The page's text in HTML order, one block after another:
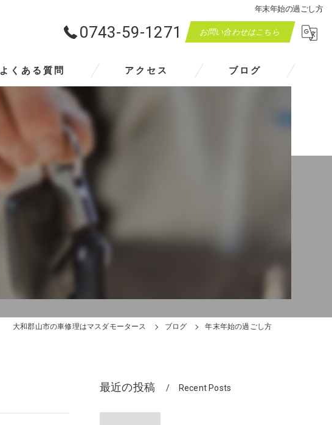
年末年始の過ごし方
0743-59-1271 お問い合わせはこちら
よくある質問 アクセス ブログ
大和郡山市の車修理はマスダモータース ブログ 年末年始の過ごし方
最近の投稿 Recent Posts